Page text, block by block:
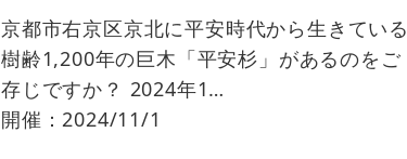
京都市右京区京北に平安時代から生きている
樹齢1,200年の巨木「平安杉」があるのをご
存じですか？ 2024年1…
開催：2024/11/1